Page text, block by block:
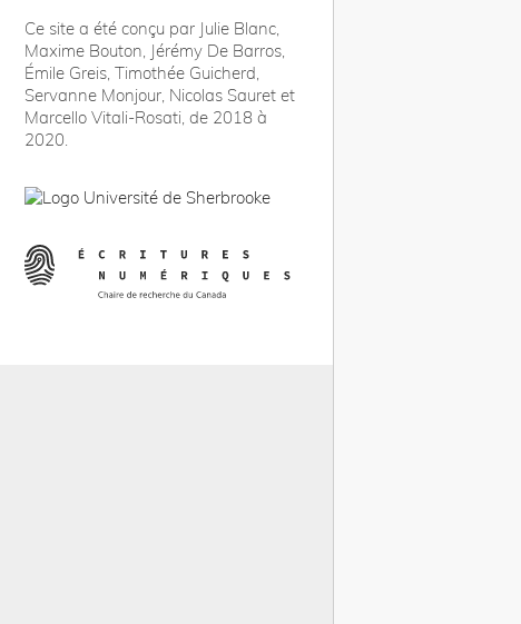
Ce site a été conçu par Julie Blanc,
Maxime Bouton, Jérémy De Barros,
Émile Greis, Timothée Guicherd,
Servanne Monjour, Nicolas Sauret et
Marcello Vitali-Rosati, de 2018 à
2020.